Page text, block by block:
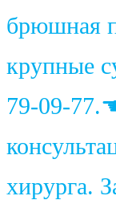
брюшная
крупные
79-09-
хирурга.